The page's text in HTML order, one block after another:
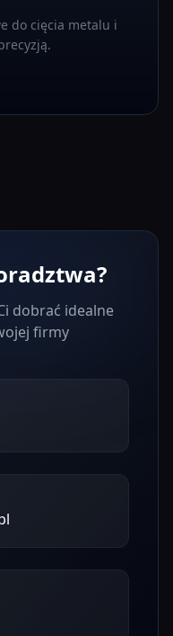
do cięcia metalu i
dobrać idealne
firmy